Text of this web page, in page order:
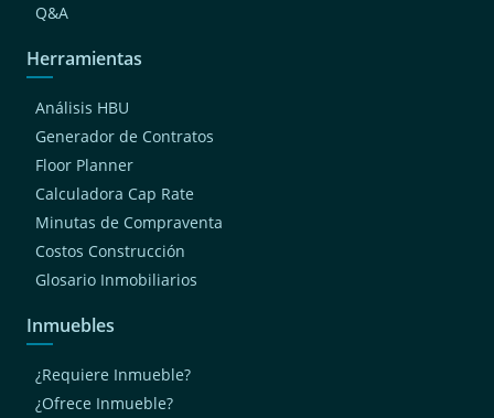
Q&A
Herramientas
Análisis HBU
Generador de Contratos
Floor Planner
Calculadora Cap Rate
Minutas de Compraventa
Costos Construcción
Glosario Inmobiliarios
Inmuebles
¿Requiere Inmueble?
¿Ofrece Inmueble?